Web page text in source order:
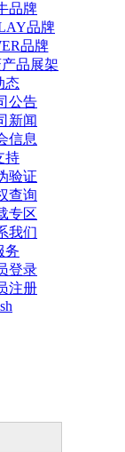
品牌
品牌
品牌
品展架
态
公告
新闻
信息
持
验证
查询
专区
我们
务
登录
注册